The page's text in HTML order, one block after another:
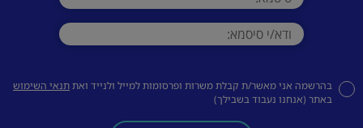
בהרשמה אני מאשר/ת קבלת משרות ופרסומות למייל ולנייד ואתתנאי השימוש
באתר (אנחנו נעבוד בשבילך)